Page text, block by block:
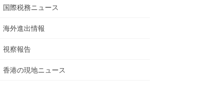
国際税務ニュース
海外進出情報
視察報告
香港の現地ニュース